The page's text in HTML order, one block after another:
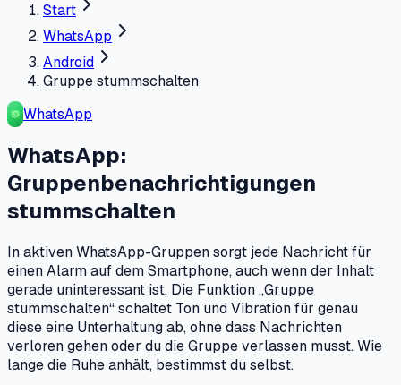
Start
WhatsApp
Android
Gruppe stummschalten
WhatsApp
WhatsApp:
Gruppenbenachrichtigungen
stummschalten
In aktiven WhatsApp-Gruppen sorgt jede Nachricht für
einen Alarm auf dem Smartphone, auch wenn der Inhalt
gerade uninteressant ist. Die Funktion „Gruppe
stummschalten“ schaltet Ton und Vibration für genau
diese eine Unterhaltung ab, ohne dass Nachrichten
verloren gehen oder du die Gruppe verlassen musst. Wie
lange die Ruhe anhält, bestimmst du selbst.